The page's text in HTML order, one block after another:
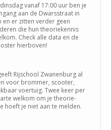
vanaf 17:00 uur ben je
aan de Dwarsstraat in
en er zitten verder geen
die hun theoriekennis
Check alle data en de
hierboven!
Rijschool Zwanenburg al
voor brommer, scooter,
voertuig. Twee keer per
welkom om je theorie-
hoeft je niet aan te melden.